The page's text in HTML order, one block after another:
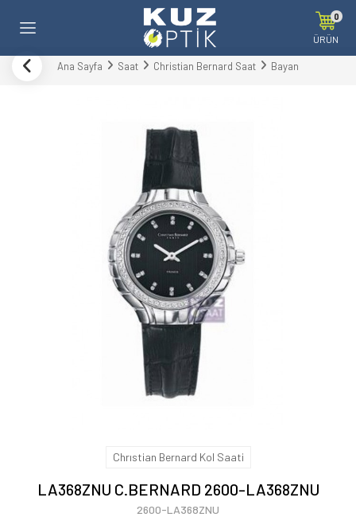
0
ÜRÜN
Ana Sayfa Saat Christian Bernard Saat Bayan
Chrıstian Bernard Kol Saati
LA368ZNU C.BERNARD 2600-LA368ZNU
2600-LA368ZNU